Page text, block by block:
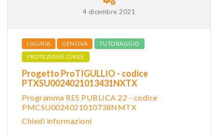
4 dicembre 2021
LIGURIA GENOVA
TUTORAGGIO
PROTEZIONE CIVILE
Progetto ProTIGULLIO - codice
PTXSU0024021013431NXTX
Programma RES PUBLICA 22 - codice
PMCSU0024021010738NMTX
Chiedi informazioni